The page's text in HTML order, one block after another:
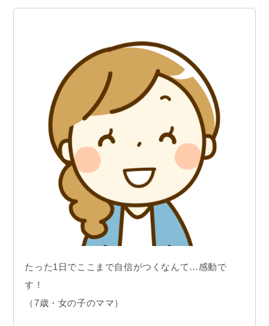
たった1日でここまで自信がつくなんて…感動で
す！
（7歳・女の子のママ）